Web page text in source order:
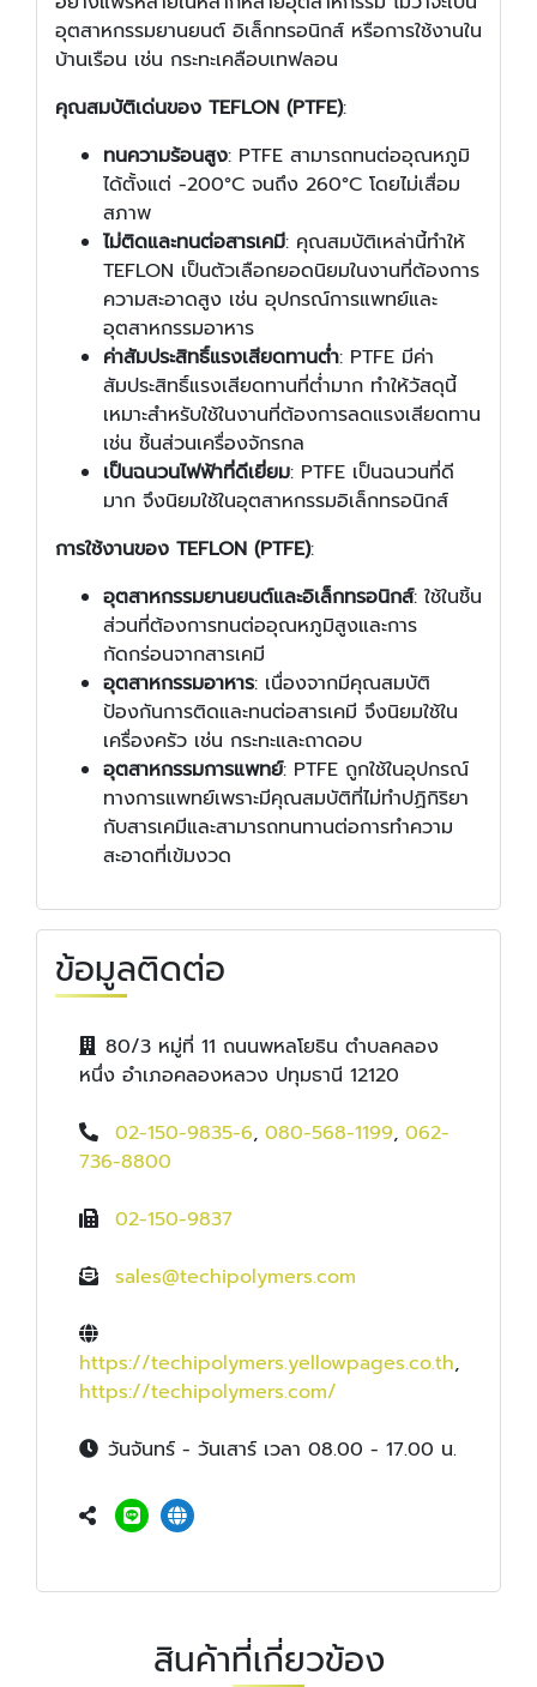
อุตสาหกรรมยานยนต์ อิเล็กทรอนิกส์ หรือการใช้งานใน
บ้านเรือน เช่น กระทะเคลือบเทฟลอน
คุณสมบัติเด่นของ TEFLON (PTFE):
ทนความร้อนสูง: PTFE สามารถทนต่ออุณหภูมิ
ได้ตั้งแต่ -200°C จนถึง 260°C โดยไม่เสื่อม
สภาพ
ไม่ติดและทนต่อสารเคมี: คุณสมบัติเหล่านี้ทำให้
TEFLON เป็นตัวเลือกยอดนิยมในงานที่ต้องการ
ความสะอาดสูง เช่น อุปกรณ์การแพทย์และ
อุตสาหกรรมอาหาร
ค่าสัมประสิทธิ์แรงเสียดทานต่ำ: PTFE มีค่า
สัมประสิทธิ์แรงเสียดทานที่ต่ำมาก ทำให้วัสดุนี้
เหมาะสำหรับใช้ในงานที่ต้องการลดแรงเสียดทาน
เช่น ชิ้นส่วนเครื่องจักรกล
เป็นฉนวนไฟฟ้าที่ดีเยี่ยม: PTFE เป็นฉนวนที่ดี
มาก จึงนิยมใช้ในอุตสาหกรรมอิเล็กทรอนิกส์
การใช้งานของ TEFLON (PTFE):
อุตสาหกรรมยานยนต์และอิเล็กทรอนิกส์: ใช้ในชิ้น
ส่วนที่ต้องการทนต่ออุณหภูมิสูงและการ
กัดกร่อนจากสารเคมี
อุตสาหกรรมอาหาร: เนื่องจากมีคุณสมบัติ
ป้องกันการติดและทนต่อสารเคมี จึงนิยมใช้ใน
เครื่องครัว เช่น กระทะและถาดอบ
อุตสาหกรรมการแพทย์: PTFE ถูกใช้ในอุปกรณ์
ทางการแพทย์เพราะมีคุณสมบัติที่ไม่ทำปฏิกิริยา
กับสารเคมีและสามารถทนทานต่อการทำความ
สะอาดที่เข้มงวด
ข้อมูลติดต่อ
80/3 หมู่ที่ 11 ถนนพหลโยธิน ตำบลคลอง
หนึ่ง อำเภอคลองหลวง ปทุมธานี 12120
02-150-9835-6, 080-568-1199, 062-
736-8800
02-150-9837
sales@techipolymers.com
https://techipolymers.yellowpages.co.th,
https://techipolymers.com/
วันจันทร์ - วันเสาร์ เวลา 08.00 - 17.00 น.
สินค้าที่เกี่ยวข้อง